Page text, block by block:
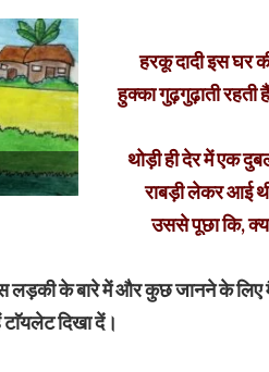
हरकू दादी इस घर
हुक्का गुढ़गुढ़ाती रहती
थोड़ी ही देर में एक
राबड़ी लेकर आई
उससे पूछा कि,
के बारे में और कुछ जानने के लिए
दिखा दें।